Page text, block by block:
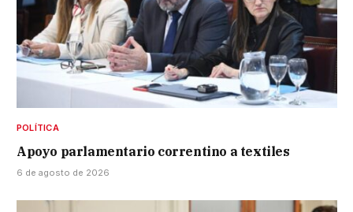
POLÍTICA
Apoyo parlamentario correntino a textiles
6 de agosto de 2026